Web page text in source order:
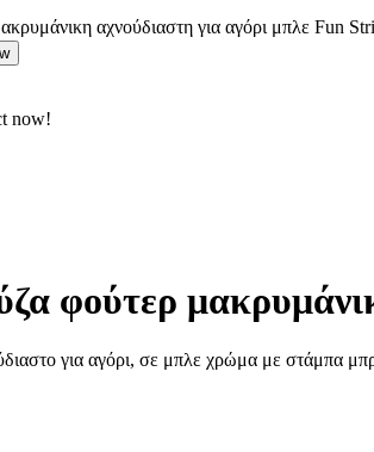
αχνούδιαστη για αγόρι μπλε Fun
now!
φούτερ
για αγόρι, σε μπλε χρώμα με στάμπα